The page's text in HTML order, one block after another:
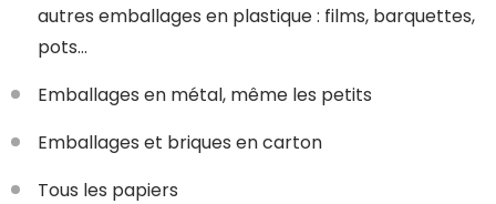
autres emballages en plastique : films, barquettes,
pots…
Emballages en métal, même les petits
Emballages et briques en carton
Tous les papiers